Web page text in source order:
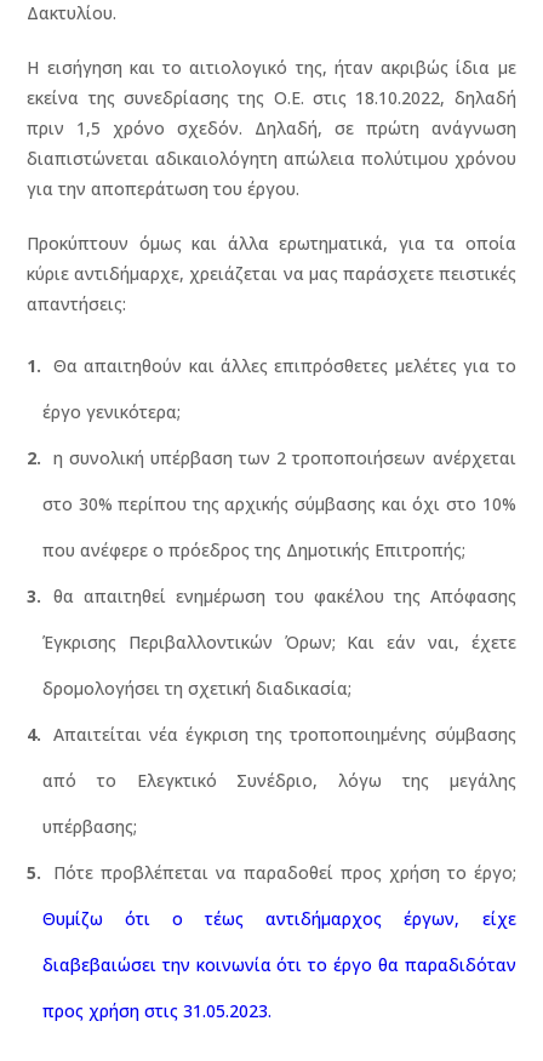
Δακτυλίου.
Η εισήγηση και το αιτιολογικό της, ήταν ακριβώς ίδια με
εκείνα της συνεδρίασης της Ο.Ε. στις 18.10.2022, δηλαδή
πριν 1,5 χρόνο σχεδόν. Δηλαδή, σε πρώτη ανάγνωση
διαπιστώνεται αδικαιολόγητη απώλεια πολύτιμου χρόνου
για την αποπεράτωση του έργου.
Προκύπτουν όμως και άλλα ερωτηματικά, για τα οποία
κύριε αντιδήμαρχε, χρειάζεται να μας παράσχετε πειστικές
απαντήσεις:
Θα απαιτηθούν και άλλες επιπρόσθετες μελέτες για το
έργο γενικότερα;
η συνολική υπέρβαση των 2 τροποποιήσεων ανέρχεται
στο 30% περίπου της αρχικής σύμβασης και όχι στο 10%
που ανέφερε ο πρόεδρος της Δημοτικής Επιτροπής;
θα απαιτηθεί ενημέρωση του φακέλου της Απόφασης
Έγκρισης Περιβαλλοντικών Όρων; Και εάν ναι, έχετε
δρομολογήσει τη σχετική διαδικασία;
Απαιτείται νέα έγκριση της τροποποιημένης σύμβασης
από το Ελεγκτικό Συνέδριο, λόγω της μεγάλης
υπέρβασης;
Πότε προβλέπεται να παραδοθεί προς χρήση το έργο;
Θυμίζω ότι ο τέως αντιδήμαρχος έργων, είχε
διαβεβαιώσει την κοινωνία ότι το έργο θα παραδιδόταν
προς χρήση στις 31.05.2023.